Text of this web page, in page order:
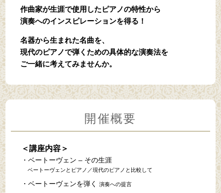
作曲家が生涯で使用したピアノの特性から
演奏へのインスピレーションを得る！
名器から生まれた名曲を、
現代のピアノで弾くための具体的な演奏法を
ご一緒に考えてみませんか。
開催概要
＜講座内容＞
・ベートーヴェン – その生涯
ベートーヴェンとピアノ／現代のピアノと比較して
・ベートーヴェンを弾く演奏への提言